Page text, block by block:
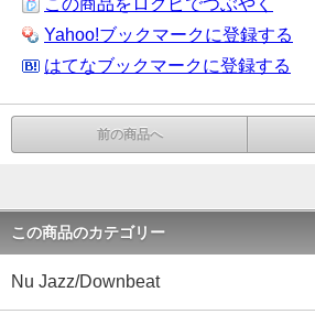
Yahoo!ブックマークに登録する
はてなブックマークに登録する
前の商品へ
この商品のカテゴリー
Nu Jazz/Downbeat